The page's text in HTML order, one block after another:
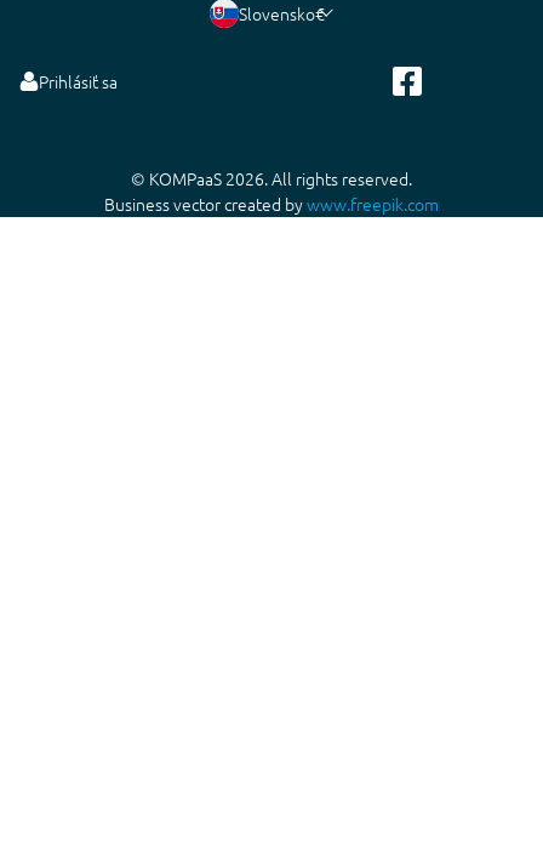
Slovensko€
Prihlásiť sa
© KOMPaaS 2026. All rights reserved.
Business vector created bywww.freepik.com